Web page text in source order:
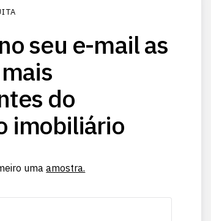
seu e-mail as
do
imobiliário
umaamostra.